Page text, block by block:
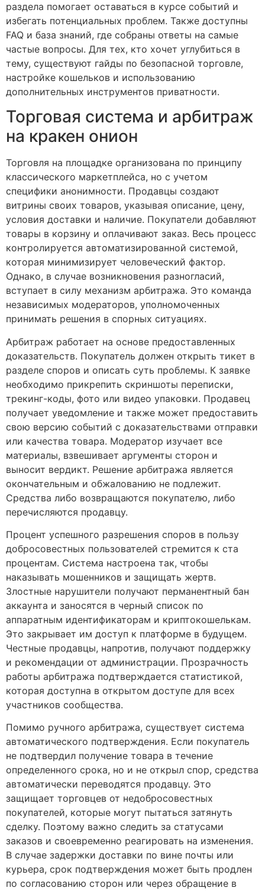
раздела помогает оставаться в курсе событий и
избегать потенциальных проблем. Также доступны
FAQ и база знаний, где собраны ответы на самые
частые вопросы. Для тех, кто хочет углубиться в
тему, существуют гайды по безопасной торговле,
настройке кошельков и использованию
дополнительных инструментов приватности.
Торговая система и арбитраж
на кракен онион
Торговля на площадке организована по принципу
классического маркетплейса, но с учетом
специфики анонимности. Продавцы создают
витрины своих товаров, указывая описание, цену,
условия доставки и наличие. Покупатели добавляют
товары в корзину и оплачивают заказ. Весь процесс
контролируется автоматизированной системой,
которая минимизирует человеческий фактор.
Однако, в случае возникновения разногласий,
вступает в силу механизм арбитража. Это команда
независимых модераторов, уполномоченных
принимать решения в спорных ситуациях.
Арбитраж работает на основе предоставленных
доказательств. Покупатель должен открыть тикет в
разделе споров и описать суть проблемы. К заявке
необходимо прикрепить скриншоты переписки,
трекинг-коды, фото или видео упаковки. Продавец
получает уведомление и также может предоставить
свою версию событий с доказательствами отправки
или качества товара. Модератор изучает все
материалы, взвешивает аргументы сторон и
выносит вердикт. Решение арбитража является
окончательным и обжалованию не подлежит.
Средства либо возвращаются покупателю, либо
перечисляются продавцу.
Процент успешного разрешения споров в пользу
добросовестных пользователей стремится к ста
процентам. Система настроена так, чтобы
наказывать мошенников и защищать жертв.
Злостные нарушители получают перманентный бан
аккаунта и заносятся в черный список по
аппаратным идентификаторам и криптокошелькам.
Это закрывает им доступ к платформе в будущем.
Честные продавцы, напротив, получают поддержку
и рекомендации от администрации. Прозрачность
работы арбитража подтверждается статистикой,
которая доступна в открытом доступе для всех
участников сообщества.
Помимо ручного арбитража, существует система
автоматического подтверждения. Если покупатель
не подтвердил получение товара в течение
определенного срока, но и не открыл спор, средства
автоматически переводятся продавцу. Это
защищает торговцев от недобросовестных
покупателей, которые могут пытаться затянуть
сделку. Поэтому важно следить за статусами
заказов и своевременно реагировать на изменения.
В случае задержки доставки по вине почты или
курьера, срок подтверждения может быть продлен
по согласованию сторон или через обращение в